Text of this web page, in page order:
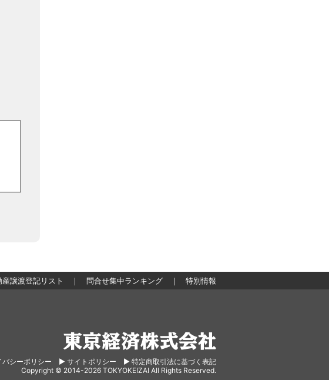
譲渡登記リスト ｜ 問合せ集中ランキング ｜ 特別情報
東京経済株式会社
シーポリシー ▶︎ サイトポリシー
▶︎ 特定商取引法に基づく表記
Copyright © 2014-2026 TOKYOKEIZAI All Rights Reserved.